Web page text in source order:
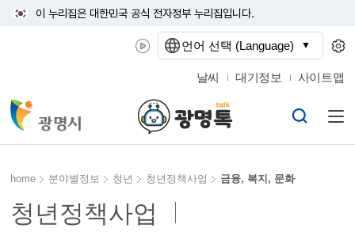
이 누리집은 대한민국 공식 전자정부 누리집입니다.
날씨 대기정보 사이트맵
home 분야별정보 청년 청년정책사업 금융, 복지, 문화
청년정책사업
언어 선택 (Language)